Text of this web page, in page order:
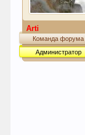
Arti
Команда форума
Администратор